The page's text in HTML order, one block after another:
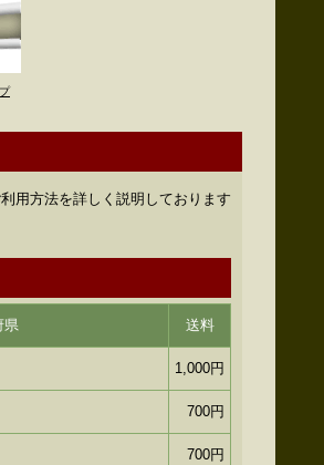
用方法を詳しく説明しております
県 送料
1,000円
700円
700円